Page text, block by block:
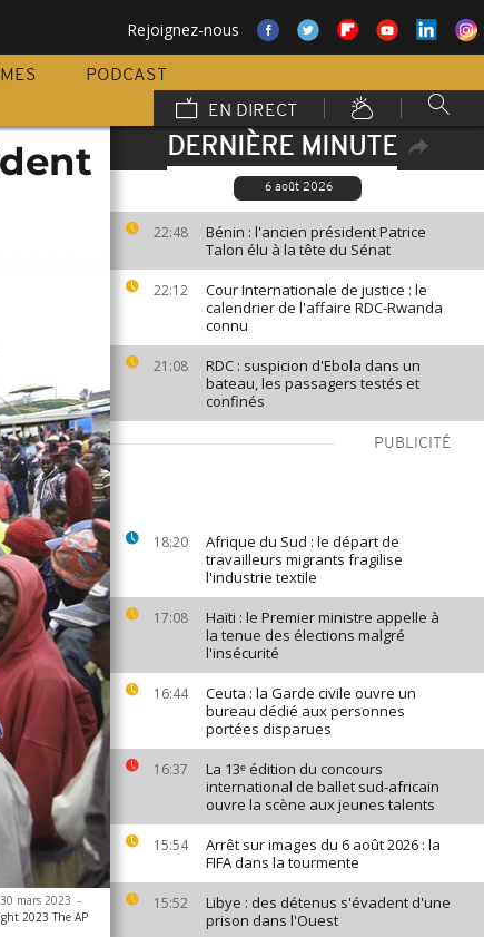
Rejoignez-nous
PODCAST
EN DIRECT
DERNIÈRE MINUTE
6 août 2026
22:48
Bénin : l'ancien président Patrice
Talon élu à la tête du Sénat
22:12
Cour Internationale de justice : le
calendrier de l'affaire RDC-Rwanda
connu
21:08
RDC : suspicion d'Ebola dans un
bateau, les passagers testés et
confinés
PUBLICITÉ
18:20
Afrique du Sud : le départ de
travailleurs migrants fragilise
l'industrie textile
17:08
Haïti : le Premier ministre appelle à
la tenue des élections malgré
l'insécurité
16:44
Ceuta : la Garde civile ouvre un
bureau dédié aux personnes
portées disparues
16:37
La 13ᵉ édition du concours
international de ballet sud-africain
ouvre la scène aux jeunes talents
15:54
Arrêt sur images du 6 août 2026 : la
FIFA dans la tourmente
15:52
Libye : des détenus s'évadent d'une
prison dans l'Ouest
mars 2023 -
2023 The AP